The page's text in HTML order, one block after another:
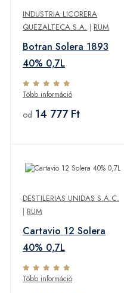
INDUSTRIA LICORERA
QUEZALTECA S.A. | RUM
Botran Solera 1893
40% 0,7L
Több információ
od 14 777 Ft
DESTILERIAS UNIDAS S.A.C.
| RUM
Cartavio 12 Solera
40% 0,7L
Több információ